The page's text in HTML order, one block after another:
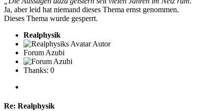
Ja, aber leid hat niemand dieses Thema ernst genommen.
Dieses Thema wurde gesperrt.
Realphysik
Autor
Forum Azubi
Thanks: 0
Re: Realphysik